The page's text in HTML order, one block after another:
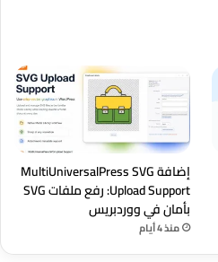
إضافة MultiUniversalPress SVG
Upload Support: رفع ملفات SVG
بأمان في ووردبريس
منذ 4 أيام